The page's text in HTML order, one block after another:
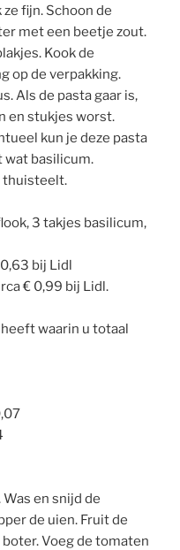
fijn. Schoon de
met een beetje zout.
Kook de
op de verpakking.
Als de pasta gaar is,
en stukjes worst.
kun je deze pasta
wat basilicum.
thuisteelt.
3 takjes basilicum,
bij Lidl
€ 0,99 bij Lidl.
waarin u totaal
en snijd de
de uien. Fruit de
Voeg de tomaten